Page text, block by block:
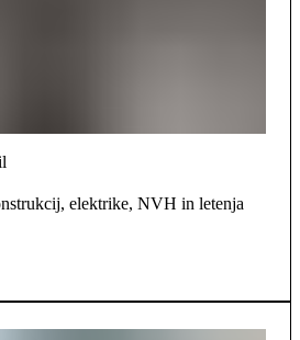
elektrike, NVH in letenja